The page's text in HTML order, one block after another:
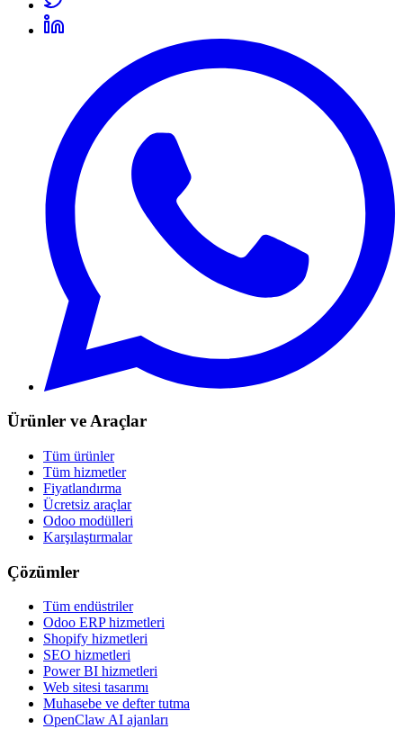
Ürünler ve Araçlar
Tüm ürünler
Tüm hizmetler
Fiyatlandırma
Ücretsiz araçlar
Odoo modülleri
Karşılaştırmalar
Çözümler
Tüm endüstriler
Odoo ERP hizmetleri
Shopify hizmetleri
SEO hizmetleri
Power BI hizmetleri
Web sitesi tasarımı
Muhasebe ve defter tutma
OpenClaw AI ajanları